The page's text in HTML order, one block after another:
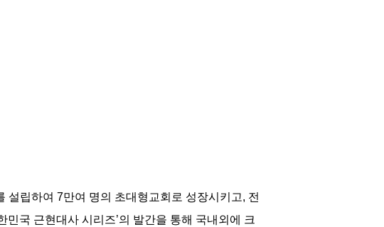
립하여 7만여 명의 초대형교회로 성장시키고, 전
민국 근현대사 시리즈’의 발간을 통해 국내외에 크